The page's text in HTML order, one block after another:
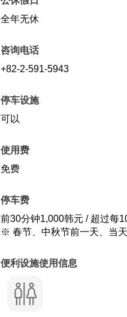
全年无休
咨询电话
+82-2-591-5943
停车设施
可以
使用费
免费
停车费
前30分钟1,000韩元 / 超过每
※ 春节、中秋节前一天、当
便利设施使用信息